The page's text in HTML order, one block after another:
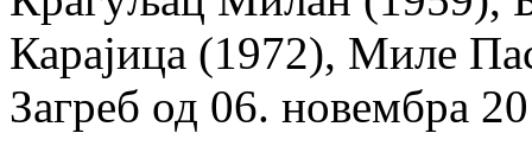
Карајица (1972), Миле
Загреб од 06. новембра